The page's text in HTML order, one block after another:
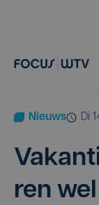
Nieuws di
ren